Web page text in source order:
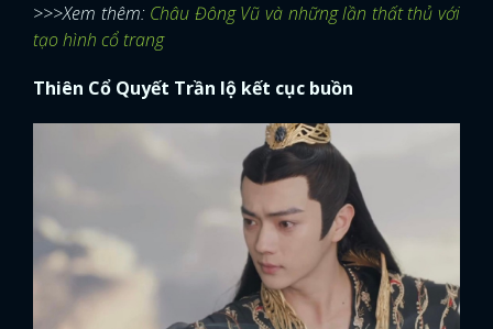
>>>Xem thêm: Châu Đông Vũ và những lần thất thủ với
tạo hình cổ trang
Thiên Cổ Quyết Trần lộ kết cục buồn